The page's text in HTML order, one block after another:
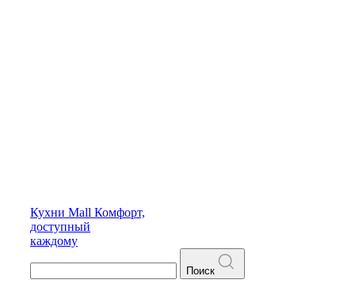
Кухни Mall Комфорт,
доступный
каждому
Поиск